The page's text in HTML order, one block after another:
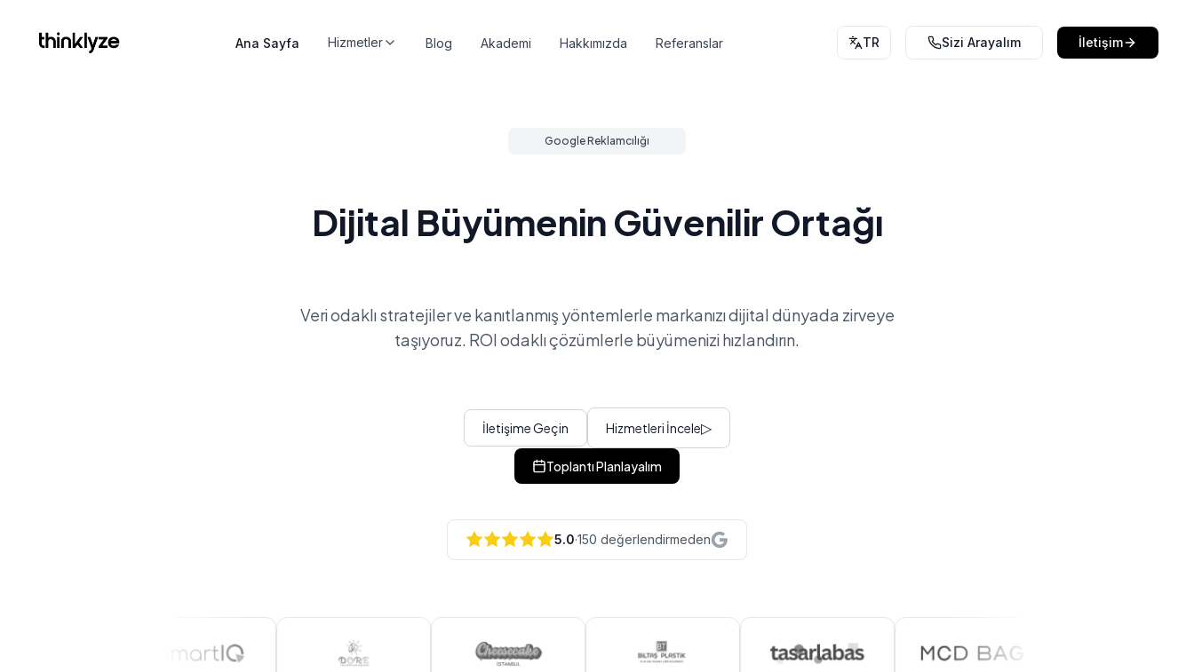
Ana Sayfa Hizmetler Blog Akademi Hakkımızda Referanslar TR Sizi Arayalım İletişim
Meta Reklamcılığı
taşıyoruz. ROI odaklı çözümlerle büyümenizi hızlandırın.
İletişime Geçin Hizmetleri İncele▷
Toplantı Planlayalım
5.0·150 değerlendirmeden